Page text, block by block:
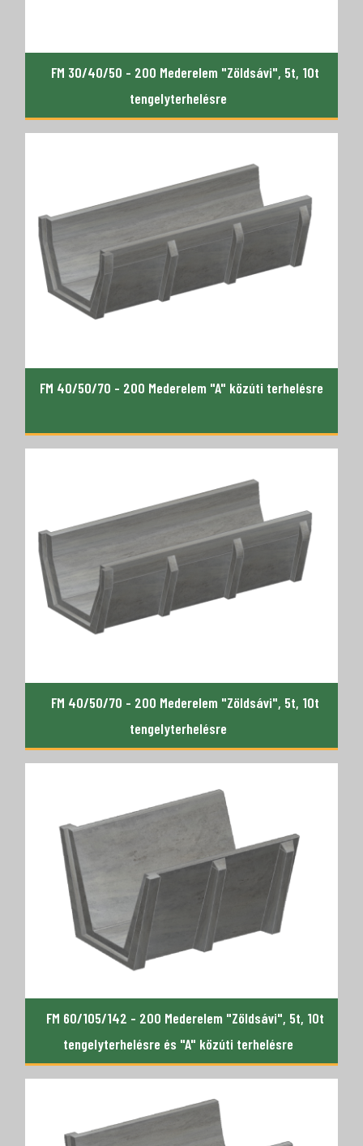
FM 30/40/50 - 200 Mederelem "Zöldsávi", 5t, 10t
tengelyterhelésre
FM 40/50/70 - 200 Mederelem "A" közúti terhelésre
FM 40/50/70 - 200 Mederelem "Zöldsávi", 5t, 10t
tengelyterhelésre
FM 60/105/142 - 200 Mederelem "Zöldsávi", 5t, 10t
tengelyterhelésre és "A" közúti terhelésre